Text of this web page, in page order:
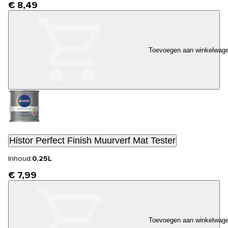
€ 8,49
Toevoegen aan
Histor Perfect Finish Muurverf Mat Tester
Inhoud:0.25L
€ 7,99
Toevoegen aan